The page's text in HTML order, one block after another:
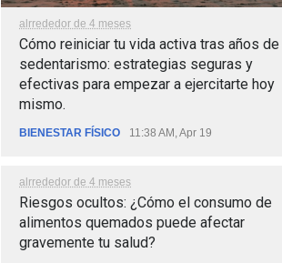
alrrededor de 4 meses
Cómo reiniciar tu vida activa tras años de
sedentarismo: estrategias seguras y
efectivas para empezar a ejercitarte hoy
mismo.
BIENESTAR FÍSICO 11:38 AM, Apr 19
alrrededor de 4 meses
Riesgos ocultos: ¿Cómo el consumo de
alimentos quemados puede afectar
gravemente tu salud?